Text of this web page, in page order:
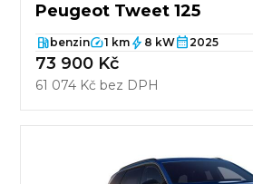
Peugeot Tweet 125
benzin 1 km 8 kW 2025
73 900 Kč
61 074 Kč bez DPH